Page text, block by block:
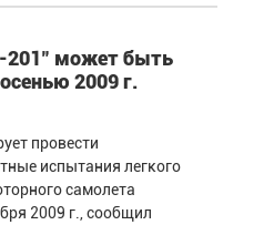
201" может быть
2009 г.
провести
испытания легкого
самолета
2009 г., сообщил